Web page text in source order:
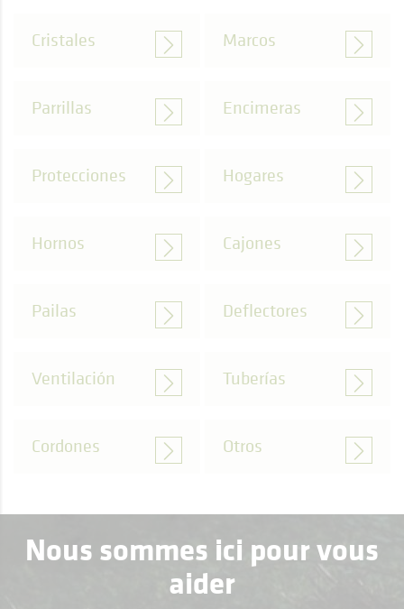
Cristales Marcos
Parrillas Encimeras
Protecciones Hogares
Hornos Cajones
Pailas Deflectores
Ventilación Tuberías
Cordones Otros
Nous sommes ici pour vous
aider